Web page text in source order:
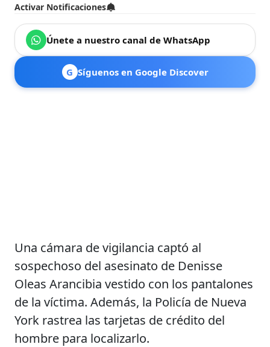
Activar Notificaciones
Únete a nuestro canal de WhatsApp
G Síguenos en Google Discover
Una cámara de vigilancia captó al
sospechoso del asesinato de Denisse
Oleas Arancibia vestido con los pantalones
de la víctima. Además, la Policía de Nueva
York rastrea las tarjetas de crédito del
hombre para localizarlo.